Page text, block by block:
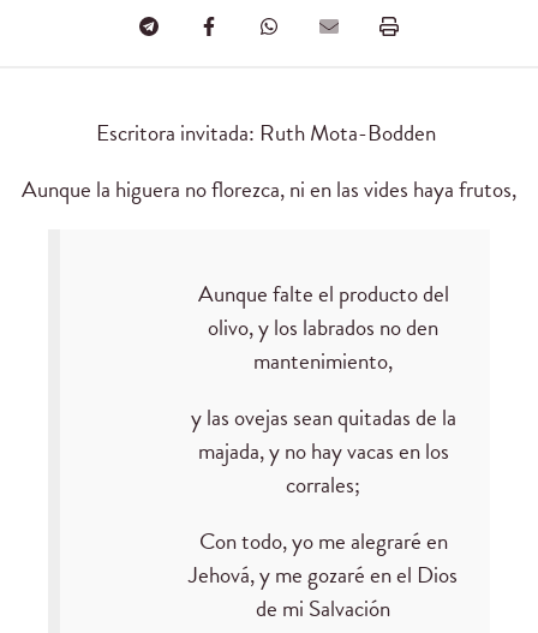
Escritora invitada: Ruth Mota-Bodden
Aunque la higuera no florezca, ni en las vides haya frutos,
Aunque falte el producto del
olivo, y los labrados no den
mantenimiento,
y las ovejas sean quitadas de la
majada, y no hay vacas en los
corrales;
Con todo, yo me alegraré en
Jehová, y me gozaré en el Dios
de mi Salvación